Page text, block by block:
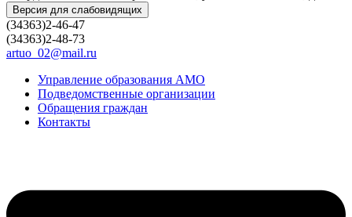
Версия для слабовидящих
(34363)2-46-47
(34363)2-48-73
artuo_02@mail.ru
Управление образования АМО
Подведомственные организации
Обращения граждан
Контакты